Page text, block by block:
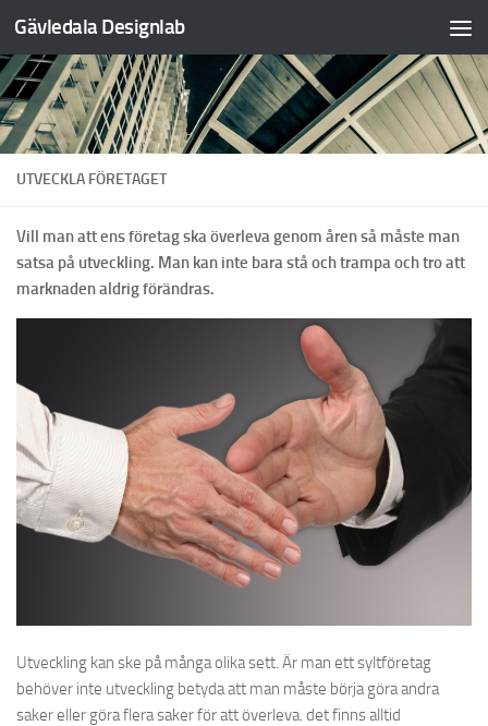
Hoppa till innehåll
Gävledala Designlab
UTVECKLA FÖRETAGET
Vill man att ens företag ska överleva genom åren så måste man
satsa på utveckling. Man kan inte bara stå och trampa och tro att
marknaden aldrig förändras.
Utveckling kan ske på många olika sett. Är man ett syltföretag
behöver inte utveckling betyda att man måste börja göra andra
saker eller göra flera saker för att överleva. det finns alltid